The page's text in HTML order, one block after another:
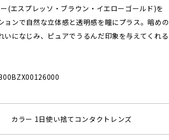
(エスプレッソ・ブラウン・イエローゴールド)を
ョンで自然な立体感と透明感を瞳にプラス。暗めの
いになじみ、ピュアでうるんだ印象を与えてくれる
カラー 1日使い捨てコンタクトレンズ